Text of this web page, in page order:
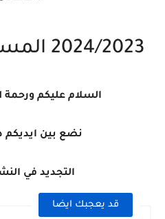
2024/2023 المستوى السادس
السلام عليكم ورحمة
نضع بين ايديكم
التجديد في
قد يعجبك ايضا